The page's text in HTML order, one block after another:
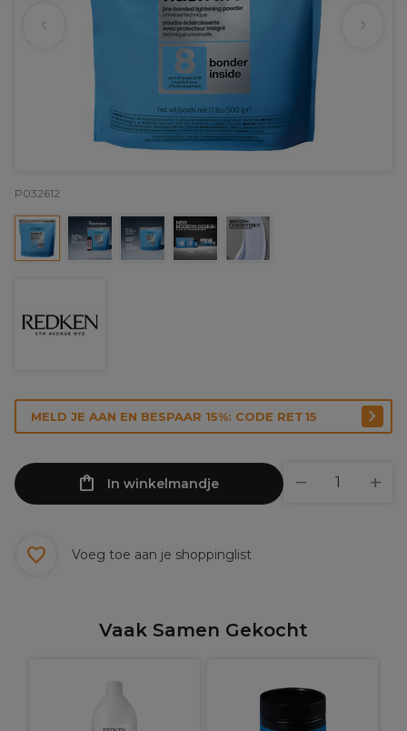
P032612
MELD JE AAN EN BESPAAR 15%: CODE RET15
In winkelmandje
Voeg toe aan je shoppinglist
Vaak Samen Gekocht